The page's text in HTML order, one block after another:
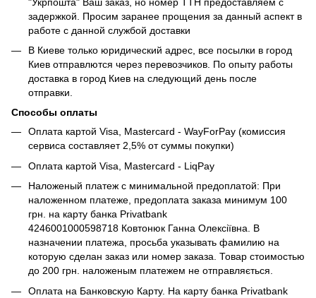
задержкой. Просим заранее прощения за данный аспект в
работе с данной службой доставки
В Киеве только юридический адрес, все посылки в город
Киев отправлются через перевозчиков. По опыту работы
доставка в город Киев на следующий день после
отправки.
Способы оплаты
Оплата картой Visa, Mastercard - WayForPay (комиссия
сервиса составляет 2,5% от суммы покупки)
Оплата картой Visa, Mastercard - LiqPay
Наложеный платеж с минимальной предоплатой: При
наложенном платеже, предоплата заказа минимум 100
грн. на карту банка Privatbank
4246001000598718 Ковтонюк Ганна Олексіївна. В
назначении платежа, просьба указывать фамилию на
которую сделан заказ или номер заказа. Товар стоимостью
до 200 грн. наложеным платежем не отправляється.
Оплата на Банковскую Карту. На карту банка Privatbank